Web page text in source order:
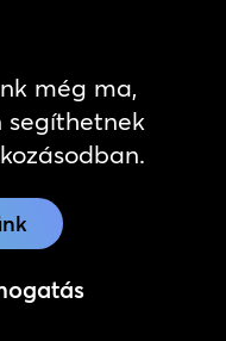
még ma,
segíthetnek